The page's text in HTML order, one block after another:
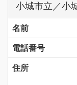
小城市立／小
名前
電話番号
住所